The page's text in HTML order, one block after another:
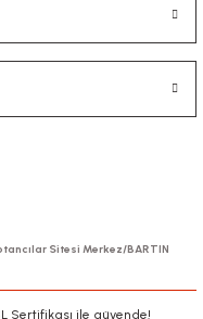
Sitesi Merkez/BARTIN
Sertifikası ile güvende!